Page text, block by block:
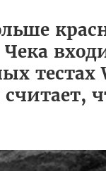
Чека
тестах